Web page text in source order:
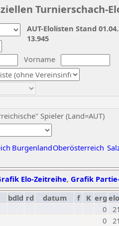
Turnierschach-
Vorname
Spieler (Land=AUT)
BurgenlandOberösterreich
AUT-Elolisten Stand
13.945
Elo-Zeitreihe, Grafik
bdld rd datum f K erg
0
0